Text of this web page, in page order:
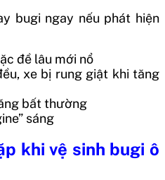
bugi ngay nếu phát hiện
đề lâu mới nổ
xe bị rung giật khi tăng
bất thường
sáng
khi vệ sinh bugi ô